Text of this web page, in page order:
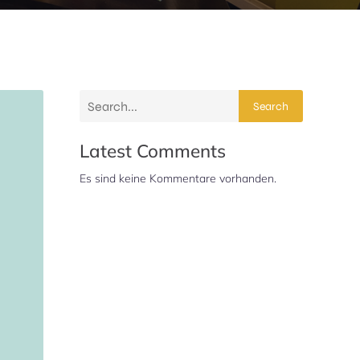
Search
Latest Comments
Es sind keine Kommentare vorhanden.